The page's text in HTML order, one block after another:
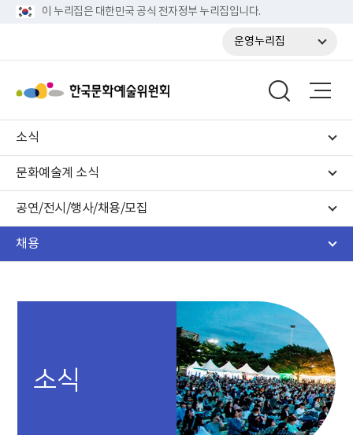
이 누리집은 대한민국 공식 전자정부 누리집입니다.
운영누리집
소식
문화예술계 소식
공연/전시/행사/채용/모집
채용
소식